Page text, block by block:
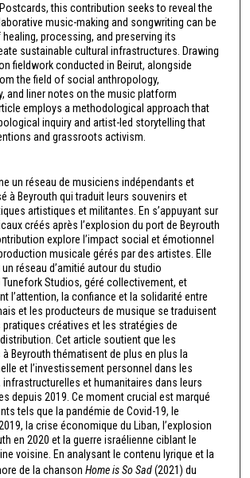
this contribution seeks to reveal the
music-making and songwriting can be
processing, and preserving its
sustainable cultural infrastructures. Drawing
fieldwork conducted in Beirut, alongside
the field of social anthropology,
and liner notes on the music platform
employs a methodological approach that
inquiry and artist-led storytelling that
and grassroots activism.
un réseau de musiciens indépendants et
à Beyrouth qui traduit leurs souvenirs et
artistiques et militantes. En s’appuyant sur
créés après l’explosion du port de Beyrouth
explore l’impact social et émotionnel
musicale gérés par des artistes. Elle
réseau d’amitié autour du studio
Tunefork Studios, géré collectivement, et
l’attention, la confiance et la solidarité entre
et les producteurs de musique se traduisent
créatives et les stratégies de
Cet article soutient que les
Beyrouth thématisent de plus en plus la
et l’investissement personnel dans les
et humanitaires dans leurs
depuis 2019. Ce moment crucial est marqué
tels que la pandémie de Covid-19, le
la crise économique du Liban, l’explosion
en 2020 et la guerre israélienne ciblant le
voisine. En analysant le contenu lyrique et la
de la chanson Home is So Sad(2021) du